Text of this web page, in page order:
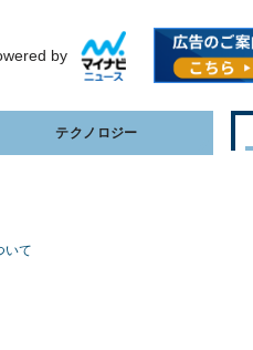
by
テクノロジー
いて